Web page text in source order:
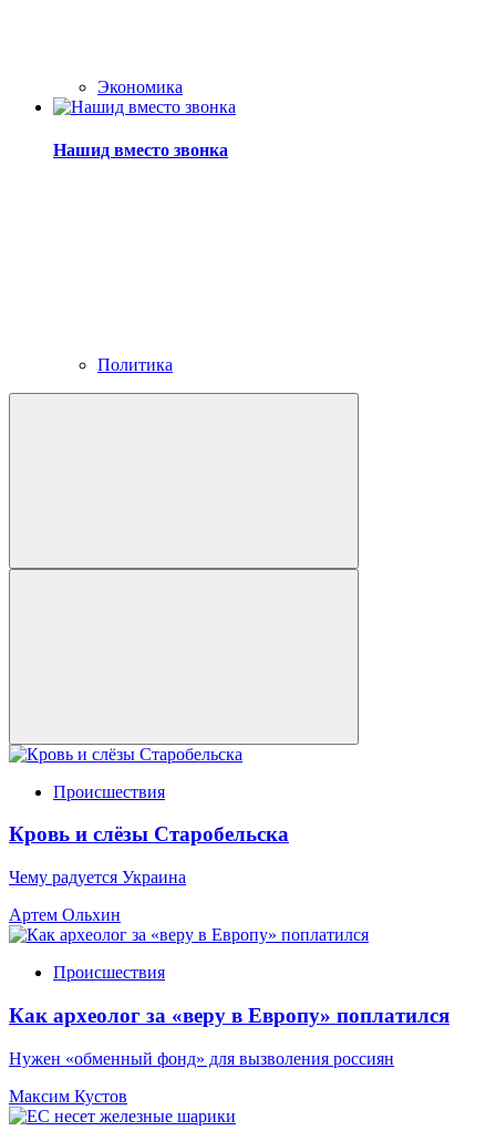
Экономика
Нашид вместо звонка
Политика
Происшествия
Кровь и слёзы Старобельска
Чему радуется Украина
Артем Ольхин
Происшествия
Как археолог за «веру в Европу» поплатился
Нужен «обменный фонд» для вызволения россиян
Максим Кустов